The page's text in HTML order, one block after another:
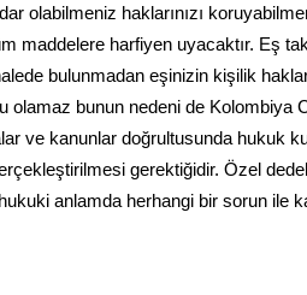
olabilmeniz haklarınızı
maddelere harfiyen uyacaktır. Eş
bulunmadan eşinizin kişilik
olamaz bunun nedeni de Kolombiya
ve kanunlar doğrultusunda hukuk
gerektiğidir. Özel
anlamda herhangi bir sorun ile